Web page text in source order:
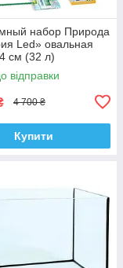
набор Природа
Led» овальная
см (32 л)
відправки
4 700 ₴
Купити